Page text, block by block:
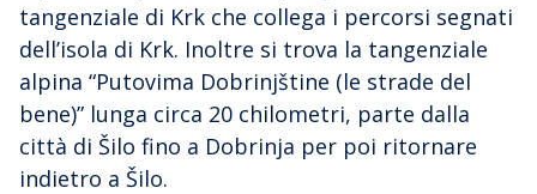
tangenziale di Krk che collega i percorsi segnati
dell’isola di Krk. Inoltre si trova la tangenziale
alpina “Putovima Dobrinjštine (le strade del
bene)” lunga circa 20 chilometri, parte dalla
città di Šilo fino a Dobrinja per poi ritornare
indietro a Šilo.